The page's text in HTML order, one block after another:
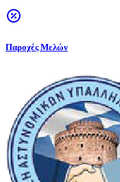
Παροχές Μελών